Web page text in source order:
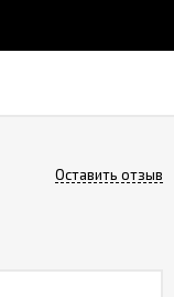
Оставить отзыв